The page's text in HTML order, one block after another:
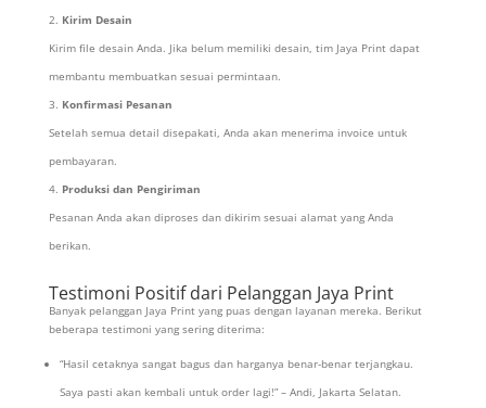
Kirim Desain
Kirim file desain Anda. Jika belum memiliki desain, tim Jaya Print dapat
membantu membuatkan sesuai permintaan.
Konfirmasi Pesanan
Setelah semua detail disepakati, Anda akan menerima invoice untuk
pembayaran.
Produksi dan Pengiriman
Pesanan Anda akan diproses dan dikirim sesuai alamat yang Anda
berikan.
Testimoni Positif dari Pelanggan Jaya Print
Banyak pelanggan Jaya Print yang puas dengan layanan mereka. Berikut
beberapa testimoni yang sering diterima:
“Hasil cetaknya sangat bagus dan harganya benar-benar terjangkau.
Saya pasti akan kembali untuk order lagi!” – Andi, Jakarta Selatan.